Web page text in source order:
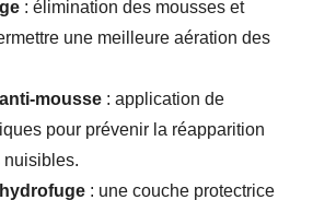
: élimination des mousses et
une meilleure aération des
mousse : application de
pour prévenir la réapparition
nuisibles.
: une couche protectrice